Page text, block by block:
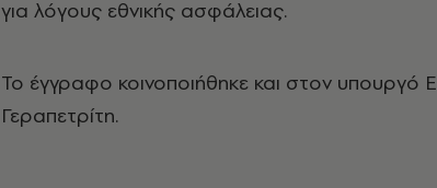
για λόγους εθνικής ασφάλειας.
Το έγγραφο κοινοποιήθηκε και στον υπουργό
Γεραπετρίτη.